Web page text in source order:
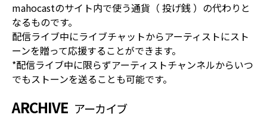
mahocastのサイト内で使う通貨（ 投げ銭 ）の代わりと
なるものです。
配信ライブ中にライブチャットからアーティストにスト
ーンを贈って応援することができます。
*配信ライブ中に限らずアーティストチャンネルからいつ
でもストーンを送ることも可能です。
ARCHIVE アーカイブ